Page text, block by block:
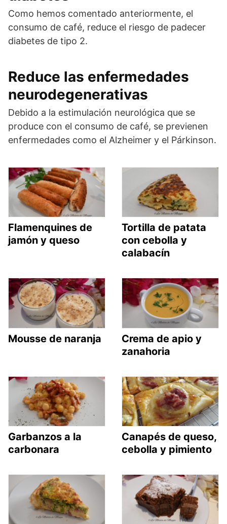
Como hemos comentado anteriormente, el
consumo de café, reduce el riesgo de padecer
diabetes de tipo 2.
Reduce las enfermedades
neurodegenerativas
Debido a la estimulación neurológica que se
produce con el consumo de café, se previenen
enfermedades como el Alzheimer y el Párkinson.
Flamenquines de
jamón y queso
Tortilla de patata
con cebolla y
calabacín
Mousse de naranja
Crema de apio y
zanahoria
Garbanzos a la
carbonara
Canapés de queso,
cebolla y pimiento